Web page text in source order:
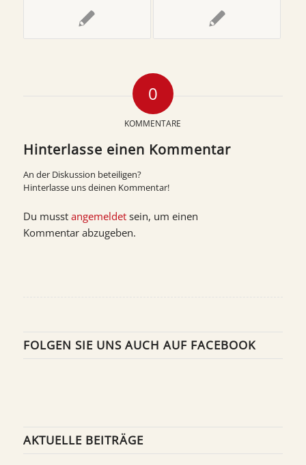
0
KOMMENTARE
Hinterlasse einen Kommentar
An der Diskussion beteiligen?
Hinterlasse uns deinen Kommentar!
Du musst angemeldetsein, um einen
Kommentar abzugeben.
FOLGEN SIE UNS AUCH AUF FACEBOOK
AKTUELLE BEITRÄGE